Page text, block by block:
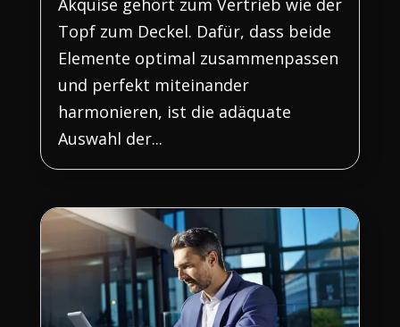
Akquise gehört zum Vertrieb wie der
Topf zum Deckel. Dafür, dass beide
Elemente optimal zusammenpassen
und perfekt miteinander
harmonieren, ist die adäquate
Auswahl der...